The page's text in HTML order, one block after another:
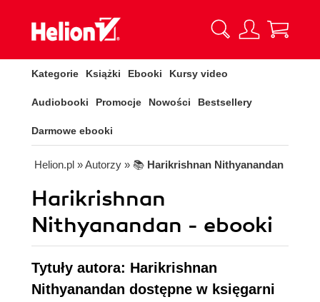
Kategorie Książki Ebooki Kursy video
Audiobooki Promocje Nowości Bestsellery
Darmowe ebooki
Helion.pl » Autorzy » 📚 Harikrishnan Nithyanandan
Harikrishnan
Nithyanandan - ebooki
Tytuły autora: Harikrishnan
Nithyanandan dostępne w księgarni